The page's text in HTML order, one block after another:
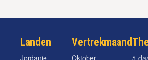
Landen
Jordanie
Vertrekmaand
Oktober 5-